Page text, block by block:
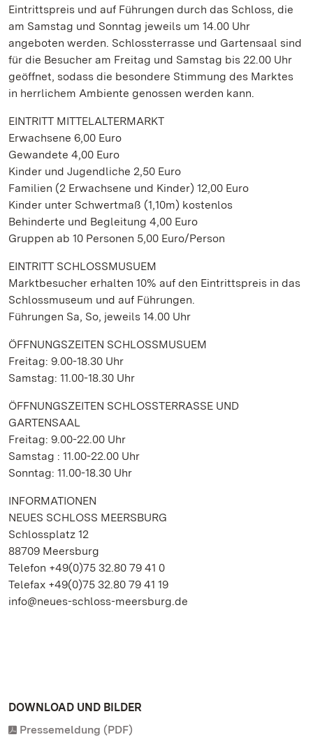
Eintrittspreis und auf Führungen durch das Schloss, die
am Samstag und Sonntag jeweils um 14.00 Uhr
angeboten werden. Schlossterrasse und Gartensaal sind
für die Besucher am Freitag und Samstag bis 22.00 Uhr
geöffnet, sodass die besondere Stimmung des Marktes
in herrlichem Ambiente genossen werden kann.
EINTRITT MITTELALTERMARKT
Erwachsene 6,00 Euro
Gewandete 4,00 Euro
Kinder und Jugendliche 2,50 Euro
Familien (2 Erwachsene und Kinder) 12,00 Euro
Kinder unter Schwertmaß (1,10m) kostenlos
Behinderte und Begleitung 4,00 Euro
Gruppen ab 10 Personen 5,00 Euro/Person
EINTRITT SCHLOSSMUSUEM
Marktbesucher erhalten 10% auf den Eintrittspreis in das
Schlossmuseum und auf Führungen.
Führungen Sa, So, jeweils 14.00 Uhr
ÖFFNUNGSZEITEN SCHLOSSMUSUEM
Freitag: 9.00-18.30 Uhr
Samstag: 11.00-18.30 Uhr
ÖFFNUNGSZEITEN SCHLOSSTERRASSE UND
GARTENSAAL
Freitag: 9.00-22.00 Uhr
Samstag : 11.00-22.00 Uhr
Sonntag: 11.00-18.30 Uhr
INFORMATIONEN
NEUES SCHLOSS MEERSBURG
Schlossplatz 12
88709 Meersburg
Telefon +49(0)75 32.80 79 41 0
Telefax +49(0)75 32.80 79 41 19
info@neues-schloss-meersburg.de
DOWNLOAD UND BILDER
Pressemeldung (PDF)